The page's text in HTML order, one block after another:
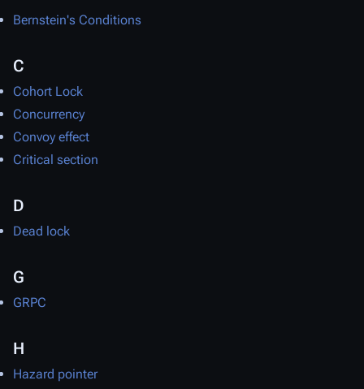
Bernstein's Conditions
C
Cohort Lock
Concurrency
Convoy effect
Critical section
D
Dead lock
G
GRPC
H
Hazard pointer